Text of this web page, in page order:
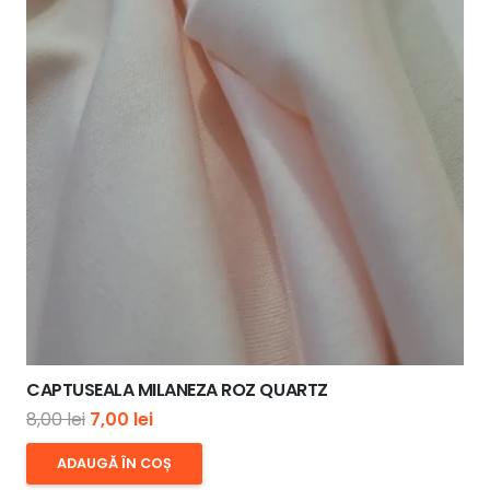
CAPTUSEALA MILANEZA ROZ QUARTZ
8,00lei Prețul
inițial
a
7,00 leiPrețul
curent
este:
ADAUGĂ ÎN COȘ